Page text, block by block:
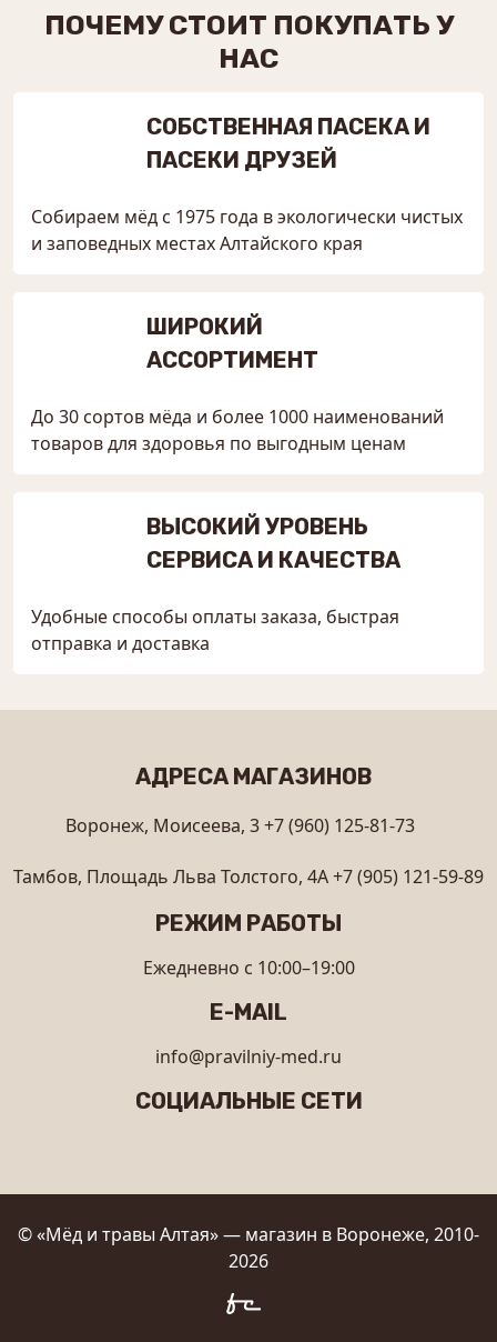
ПОЧЕМУ СТОИТ ПОКУПАТЬ У
НАС
СОБСТВЕННАЯ ПАСЕКА И
ПАСЕКИ ДРУЗЕЙ
Собираем мёд с 1975 года в экологически чистых
и заповедных местах Алтайского края
ШИРОКИЙ
АССОРТИМЕНТ
До 30 сортов мёда и более 1000 наименований
товаров для здоровья по выгодным ценам
ВЫСОКИЙ УРОВЕНЬ
СЕРВИСА И КАЧЕСТВА
Удобные способы оплаты заказа, быстрая
отправка и доставка
АДРЕСА МАГАЗИНОВ
Воронеж, Моисеева, 3+7 (960) 125-81-73
Тамбов, Площадь Льва Толстого, 4А+7 (905) 121-59-89
РЕЖИМ РАБОТЫ
Ежедневно с 10:00–19:00
E-MAIL
info@pravilniy-med.ru
СОЦИАЛЬНЫЕ СЕТИ
© «Мёд и травы Алтая» — магазин в Воронеже, 2010-
2026